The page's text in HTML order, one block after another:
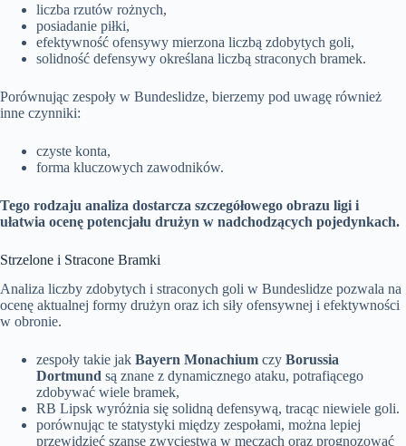
liczba rzutów rożnych,
posiadanie piłki,
efektywność ofensywy mierzona liczbą zdobytych goli,
solidność defensywy określana liczbą straconych bramek.
Porównując zespoły w Bundeslidze, bierzemy pod uwagę również
inne czynniki:
czyste konta,
forma kluczowych zawodników.
Tego rodzaju analiza dostarcza szczegółowego obrazu ligi i
ułatwia ocenę potencjału drużyn w nadchodzących pojedynkach.
Strzelone i Stracone Bramki
Analiza liczby zdobytych i straconych goli w Bundeslidze pozwala na
ocenę aktualnej formy drużyn oraz ich siły ofensywnej i efektywności
w obronie.
zespoły takie jak Bayern Monachium czy Borussia
Dortmund są znane z dynamicznego ataku, potrafiącego
zdobywać wiele bramek,
RB Lipsk wyróżnia się solidną defensywą, tracąc niewiele goli.
porównując te statystyki między zespołami, można lepiej
przewidzieć szanse zwycięstwa w meczach oraz prognozować